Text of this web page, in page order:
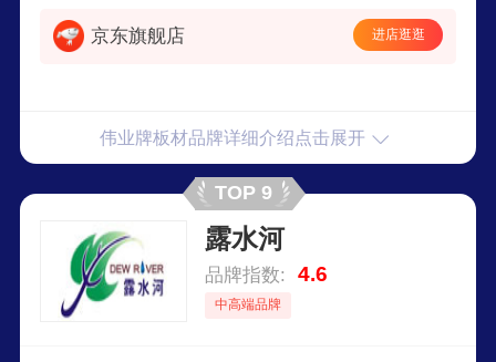
京东旗舰店 进店逛逛
伟业牌板材品牌详细介绍点击展开
TOP 9
露水河
品牌指数: 4.6
中高端品牌